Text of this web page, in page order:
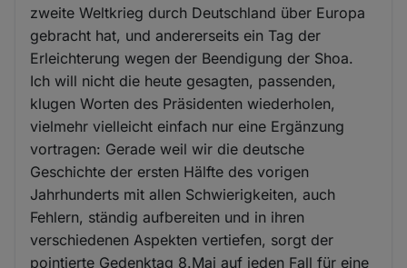
zweite Weltkrieg durch Deutschland über Europa
gebracht hat, und andererseits ein Tag der
Erleichterung wegen der Beendigung der Shoa.
Ich will nicht die heute gesagten, passenden,
klugen Worten des Präsidenten wiederholen,
vielmehr vielleicht einfach nur eine Ergänzung
vortragen: Gerade weil wir die deutsche
Geschichte der ersten Hälfte des vorigen
Jahrhunderts mit allen Schwierigkeiten, auch
Fehlern, ständig aufbereiten und in ihren
verschiedenen Aspekten vertiefen, sorgt der
pointierte Gedenktag 8.Mai auf jeden Fall für eine